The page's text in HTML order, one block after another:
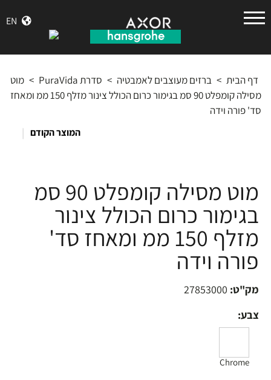
EN
גרואה
דף הבית > ברזים מעוצבים לאמבטיה > סדרת PuraVida > מוט
מסילה קומפלט 90 סמ בגימור כרום הכולל צינור מזלף 150 ממ ומאחז
סד' פורה וידה
המוצר הקודם |
מוט מסילה קומפלט 90 סמ
בגימור כרום הכולל צינור
מזלף 150 ממ ומאחז סד'
פורה וידה
מק"ט: 27853000
צבע:
Chrome